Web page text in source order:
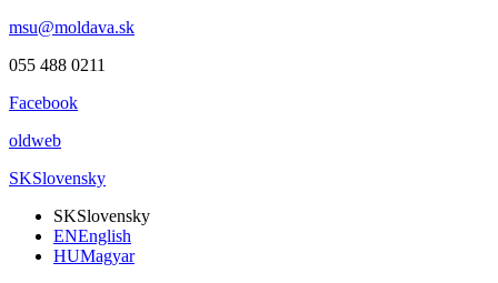
msu@moldava.sk
055 488 0211
Facebook
oldweb
SKSlovensky
SKSlovensky
ENEnglish
HUMagyar